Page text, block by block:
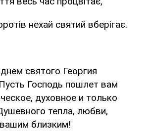
нехай святий вберігає.
святого Георгия
Господь пошлет вам
духовное и только
тепла, любви,
близким!